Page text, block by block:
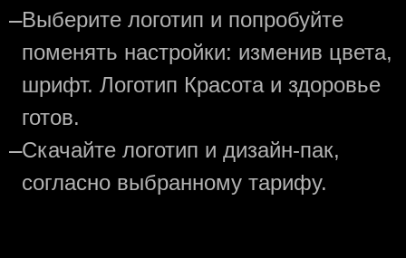
—Выберите логотип и попробуйте
поменять настройки: изменив цвета,
шрифт. Логотип Красота и здоровье
готов.
—Скачайте логотип и дизайн-пак,
согласно выбранному тарифу.